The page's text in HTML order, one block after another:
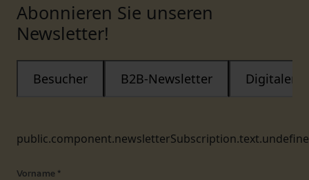
Abonnieren Sie unseren
Newsletter!
Besucher B2B-Newsletter Digitaler
Vorname *